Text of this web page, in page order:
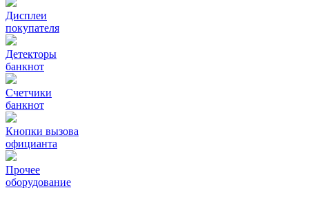
Дисплеи
покупателя
Детекторы
банкнот
Счетчики
банкнот
Кнопки вызова
официанта
Прочее
оборудование